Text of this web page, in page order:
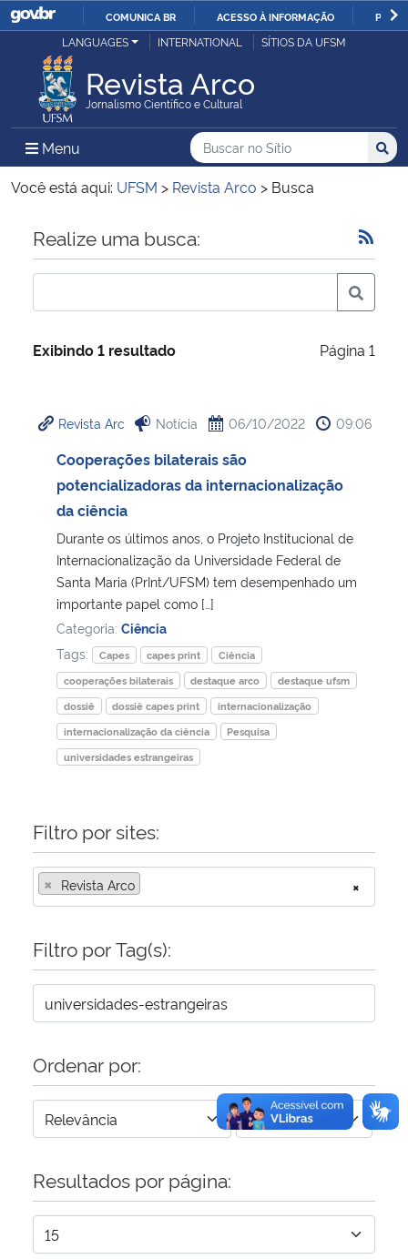
IR
O
COMUNICA BR ACESSO À INFORMAÇÃO
Ministério da Justiça e Segurança Pública
Ministério da Defesa
Ministério das Relações Exteriores
Ministério da Economia
Ministério da Infraestrutura
Ministério da Cidadania
Ministério da Saúde
Ministério de Minas e Energia
Ministério da Ciência, Tecnologia, Inovações e Comunicações
Ministério do Meio Ambiente
Ministério do Turismo
Ministério do Desenvolvimento Regional
Controladoria-Geral da União
Secretaria-Geral
Secretaria de Governo
Gabinete de Segurança Institucional
Advocacia-Geral da União
Planalto
LANGUAGES INTERNATIONAL SÍTIOS DA UFSM
Revista Arco
Jornalismo Científico e Cultural
Menu Menu Principal do Sítio
Busca
Buscar no no Sítio
Busca:
Você está aqui: UFSM > Revista Arco > Busca
Início do conteúdo
Realize uma busca:
Exibindo 1 resultado Página 1
Revista Arc Notícia 06/10/2022 09:06
Cooperações bilaterais são
potencializadoras da internacionalização
da ciência
Durante os últimos anos, o Projeto Institucional de
Internacionalização da Universidade Federal de
Santa Maria (PrInt/UFSM) tem desempenhado um
importante papel como […]
Categoria: Ciência
Tags:
Capes capes print
Ciência
cooperações bilaterais
destaque arco
destaque ufsm
dossiê
dossiê capes print
internacionalização
internacionalização da ciência
Pesquisa
universidades estrangeiras
Filtro por sites:
×
× Revista Arco
Filtro por Tag(s):
Ordenar por:
Resultados por página: